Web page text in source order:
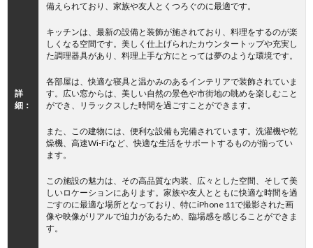
詳
細：
備えられており、家族や友人とくつろぐのに最適です。
キッチンは、最新の設備と装飾が施されており、料理をするのが楽
しくなる空間です。美しく仕上げられたカウンタートップや充実し
た調理器具があり、料理上手な方にとっては夢のような環境です。
各部屋は、快適な寝具と温かみのあるインテリアで装飾されていま
す。広い窓からは、美しい自然の景色や市街地の眺めを楽しむこと
ができ、リラックスした時間を過ごすことができます。
また、この建物には、便利な設備も完備されています。洗濯機や乾
燥機、高速Wi-Fiなど、快適な生活をサポートするものが揃ってい
ます。
この施設の魅力は、その高品質な内装、広々とした空間、そして美
しいロケーションにあります。家族や友人とともに快適な時間を過
ごすのに最適な場所となっており、特にiPhone 11で撮影された画
像や映像がリアルで迫力があるため、臨場感を感じることができま
す。